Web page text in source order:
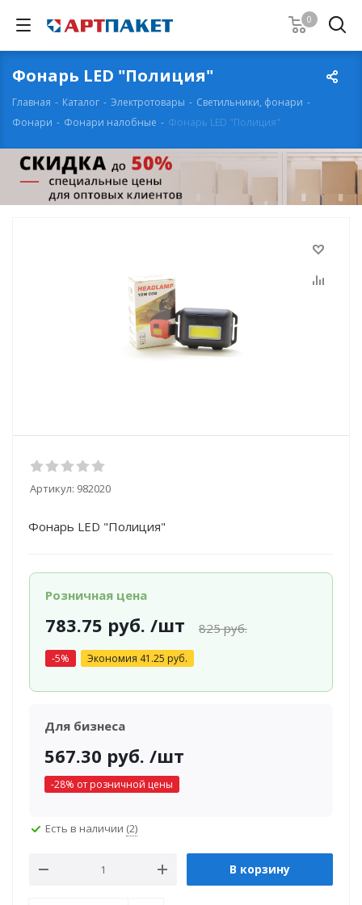
0
Фонарь LED "Полиция"
Главная - Каталог - Электротовары - Светильники, фонари -
Фонари - Фонари налобные - Фонарь LED "Полиция"
Артикул: 982020
Фонарь LED "Полиция"
Розничная цена
783.75 руб. /шт 825руб.
-5% Экономия 41.25 руб.
Для бизнеса
567.30 руб. /шт
-28% от розничной цены
Есть в наличии (2)
В корзину